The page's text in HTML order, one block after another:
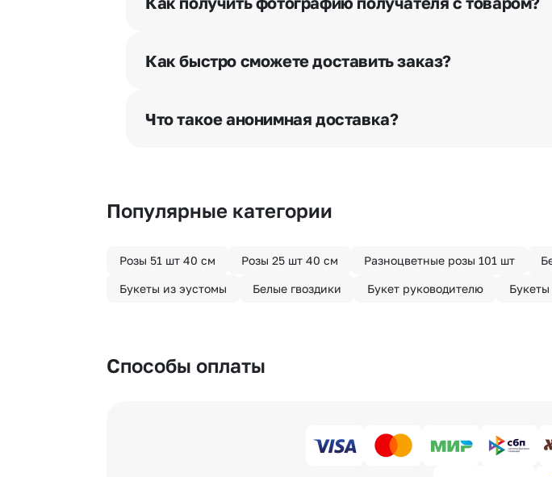
разрешения получателя, после чего высылается заказчику
бесплатная.
Как быстро сможете доставить заказ?
отрезка. Хотите получить цветы раньше? Оформите услугу
часа после оформления заказа.
Что такое анонимная доставка?
Популярные категории
Розы 51 шт 40 см Розы 25 шт 40 см Разноцветные розы 101 шт
Букеты из эустомы Белые гвоздики Букет руководителю
Способы оплаты